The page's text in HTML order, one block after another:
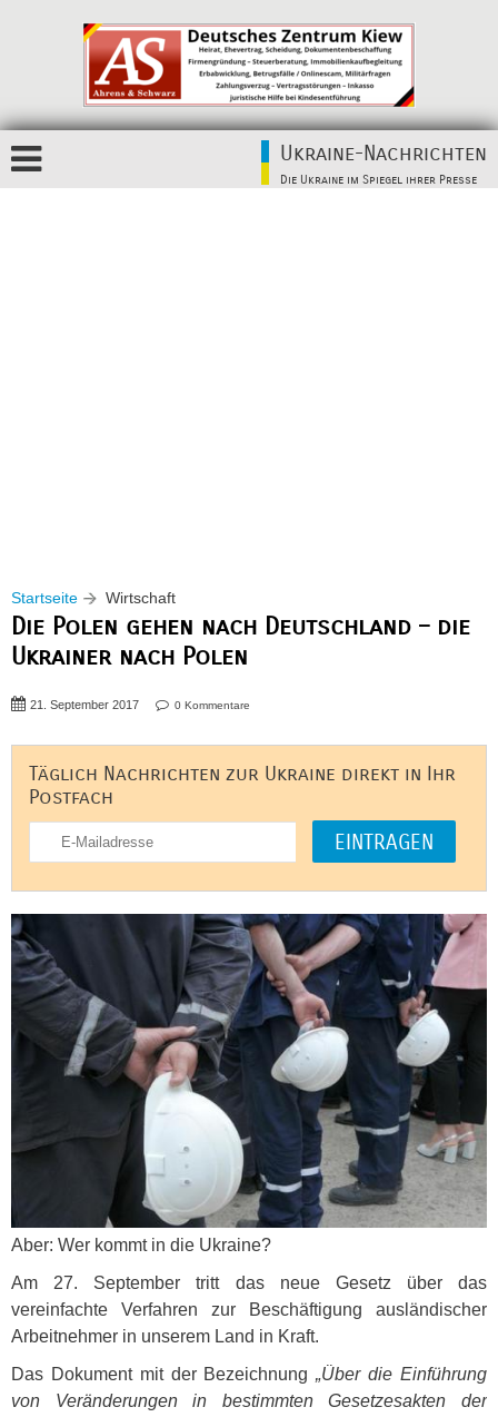
Ukraine-Nachrichten
Die Ukraine im Spiegel ihrer Presse
Startseite Wirtschaft
Die Polen gehen nach Deutschland – die
Ukrainer nach Polen
21. September 2017 0 Kommentare
Täglich Nachrichten zur Ukraine direkt in Ihr
Postfach
Aber: Wer kommt in die Ukraine?
Am 27. September tritt das neue Gesetz über das
vereinfachte Verfahren zur Beschäftigung ausländischer
Arbeitnehmer in unserem Land in Kraft.
Das Dokument mit der Bezeichnung„Über die Einführung
von Veränderungen in bestimmten Gesetzesakten der